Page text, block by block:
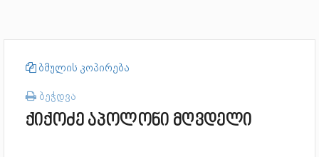
ბმულის კოპირება
ბეჭდვა
ქიქოძე აპოლონი მღვდელი